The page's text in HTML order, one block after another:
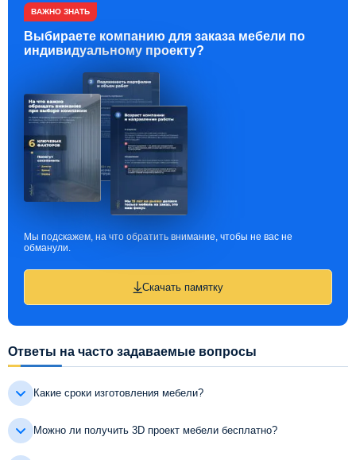
ВАЖНО ЗНАТЬ
Выбираете компанию для заказа мебели по
индивидуальному проекту?
Мы подскажем, на что обратить внимание, чтобы не вас не
обманули.
Скачать памятку
Ответы на часто задаваемые вопросы
Какие сроки изготовления мебели?
Можно ли получить 3D проект мебели бесплатно?